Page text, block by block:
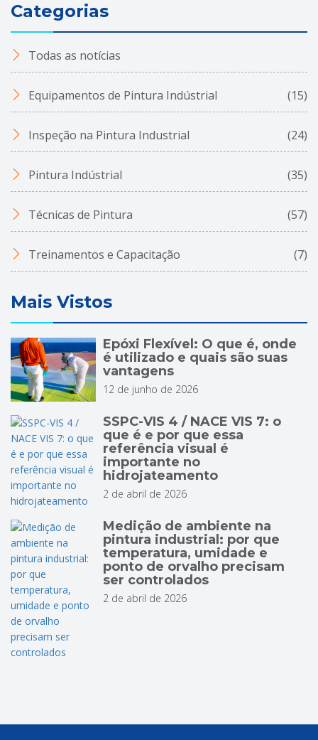
Categorias
Todas as notícias
Equipamentos de Pintura Indústrial (15)
Inspeção na Pintura Industrial (24)
Pintura Indústrial (35)
Técnicas de Pintura (57)
Treinamentos e Capacitação (7)
Mais Vistos
Epóxi Flexível: O que é, onde
é utilizado e quais são suas
vantagens
12 de junho de 2026
SSPC-VIS 4 / NACE VIS 7: o
que é e por que essa
referência visual é
importante no
hidrojateamento
2 de abril de 2026
Medição de ambiente na
pintura industrial: por que
temperatura, umidade e
ponto de orvalho precisam
ser controlados
2 de abril de 2026